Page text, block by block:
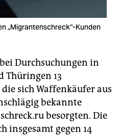
„Migrantenschreck“-Kunden
Durchsuchungen in
Thüringen 13
sich Waffenkäufer aus
bekannte
besorgten. Die
insgesamt gegen 14